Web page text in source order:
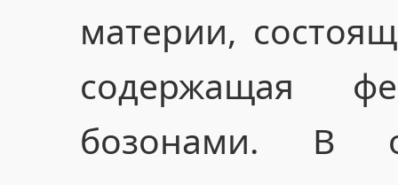
материи,
содержащая
бозонами. В